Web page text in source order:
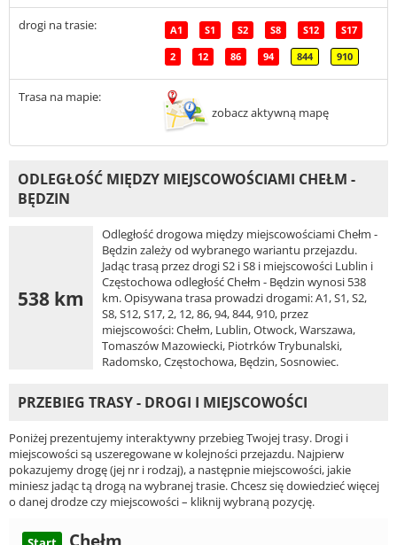
drogi na trasie: A1 S1 S2 S8 S12 S17
2 12 86 94 844 910
Trasa na mapie:
zobacz aktywną mapę
ODLEGŁOŚĆ MIĘDZY MIEJSCOWOŚCIAMI CHEŁM -
BĘDZIN
538 km
Odległość drogowa między miejscowościami Chełm -
Będzin zależy od wybranego wariantu przejazdu.
Jadąc trasą przez drogi S2 i S8 i miejscowości Lublin i
Częstochowa odległość Chełm - Będzin wynosi 538
km. Opisywana trasa prowadzi drogami: A1, S1, S2,
S8, S12, S17, 2, 12, 86, 94, 844, 910, przez
miejscowości: Chełm, Lublin, Otwock, Warszawa,
Tomaszów Mazowiecki, Piotrków Trybunalski,
Radomsko, Częstochowa, Będzin, Sosnowiec.
PRZEBIEG TRASY - DROGI I MIEJSCOWOŚCI
Poniżej prezentujemy interaktywny przebieg Twojej trasy. Drogi i
miejscowości są uszeregowane w kolejności przejazdu. Najpierw
pokazujemy drogę (jej nr i rodzaj), a następnie miejscowości, jakie
miniesz jadąc tą drogą na wybranej trasie. Chcesz się dowiedzieć więcej
o danej drodze czy miejscowości – kliknij wybraną pozycję.
Chełm